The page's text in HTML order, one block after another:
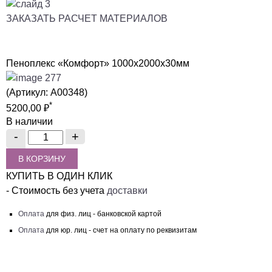
ЗАКАЗАТЬ РАСЧЕТ МАТЕРИАЛОВ
Пеноплекс «Комфорт» 1000x2000x30мм
(Артикул: A00348)
5200,00 ₽*
В наличии
В КОРЗИНУ
КУПИТЬ В ОДИН КЛИК
- Стоимость без учета доставки
Оплата для физ. лиц - банковской картой
Оплата для юр. лиц - счет на оплату по реквизитам